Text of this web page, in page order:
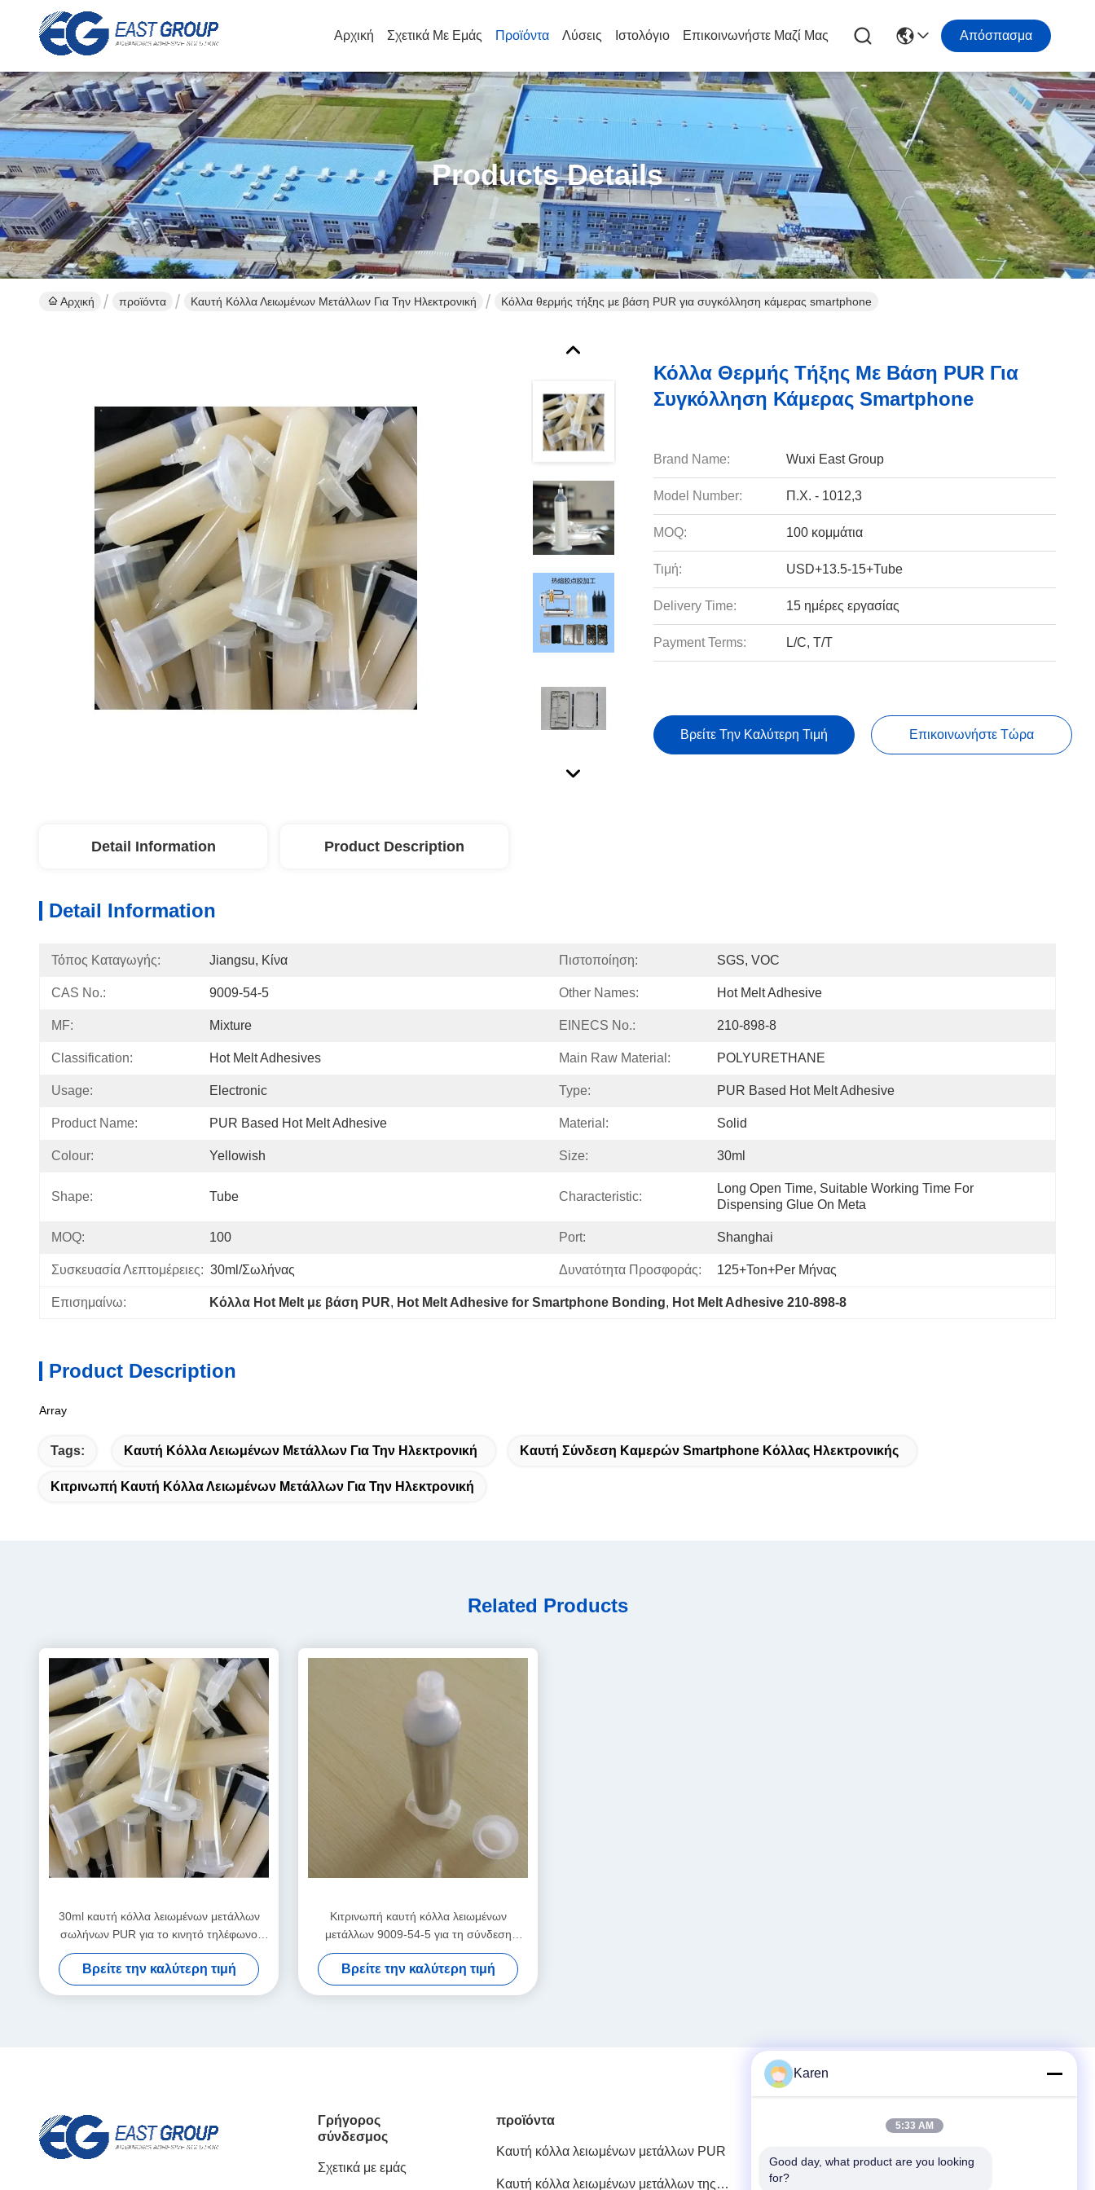
Αρχική Σχετικά Με Εμάς Προϊόντα Λύσεις Ιστολόγιο Επικοινωνήστε Μαζί Μας Απόσπασμα
Products Details
Αρχική προϊόντα Καυτή Κόλλα Λειωμένων Μετάλλων Για Την Ηλεκτρονική Κόλλα θερμής τήξης με βάση PUR για συγκόλληση κάμερας smartphone
Κόλλα Θερμής Τήξης Με Βάση PUR Για
Συγκόλληση Κάμερας Smartphone
Brand Name: Wuxi East Group
Model Number: Π.Χ. - 1012,3
MOQ: 100 κομμάτια
Τιμή: USD+13.5-15+Tube
Delivery Time: 15 ημέρες εργασίας
Payment Terms: L/C, T/T
Βρείτε Την Καλύτερη Τιμή Επικοινωνήστε Τώρα
Detail Information Product Description
Detail Information
Τόπος Καταγωγής: Jiangsu, Κίνα Πιστοποίηση: SGS, VOC
CAS No.: 9009-54-5 Other Names: Hot Melt Adhesive
MF: Mixture EINECS No.: 210-898-8
Classification: Hot Melt Adhesives Main Raw Material: POLYURETHANE
Usage: Electronic Type: PUR Based Hot Melt Adhesive
Product Name: PUR Based Hot Melt Adhesive Material: Solid
Colour: Yellowish Size: 30ml
Shape: Tube Characteristic:
Long Open Time, Suitable Working Time For
Dispensing Glue On Meta
MOQ: 100 Port: Shanghai
Συσκευασία Λεπτομέρειες: 30ml/σωλήνας Δυνατότητα Προσφοράς: 125+Ton+per Μήνας
Επισημαίνω: Κόλλα Hot Melt με βάση PUR, Hot Melt Adhesive for Smartphone Bonding, Hot Melt Adhesive 210-898-8
Product Description
Array
Tags: Καυτή Κόλλα Λειωμένων Μετάλλων Για Την Ηλεκτρονική Καυτή Σύνδεση Καμερών Smartphone Κόλλας Ηλεκτρονικής
Κιτρινωπή Καυτή Κόλλα Λειωμένων Μετάλλων Για Την Ηλεκτρονική
Related Products
30ml καυτή κόλλα λειωμένων μετάλλων
σωλήνων PUR για το κινητό τηλέφωνο
φύλλων μετάλλων ηλεκτρονικής
Βρείτε την καλύτερη τιμή
Κιτρινωπή καυτή κόλλα λειωμένων
μετάλλων 9009-54-5 για τη σύνδεση
καμερών Smartphone ηλεκτρονικής
Βρείτε την καλύτερη τιμή
Γρήγορος
σύνδεσμος
Σχετικά με εμάς
προϊόντα
Καυτή κόλλα λειωμένων μετάλλων PUR
Καυτή κόλλα λειωμένων μετάλλων της
Γρήγορη επικοινωνία
Karen
5:33 AM
Good day, what product are you looking
for?